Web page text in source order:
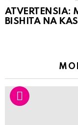
ATVERTENSIA:
BISHITA NA